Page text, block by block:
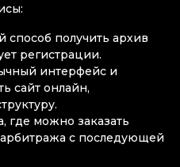
способ получить архив
регистрации.
интерфейс и
сайт онлайн,
где можно заказать
с последующей